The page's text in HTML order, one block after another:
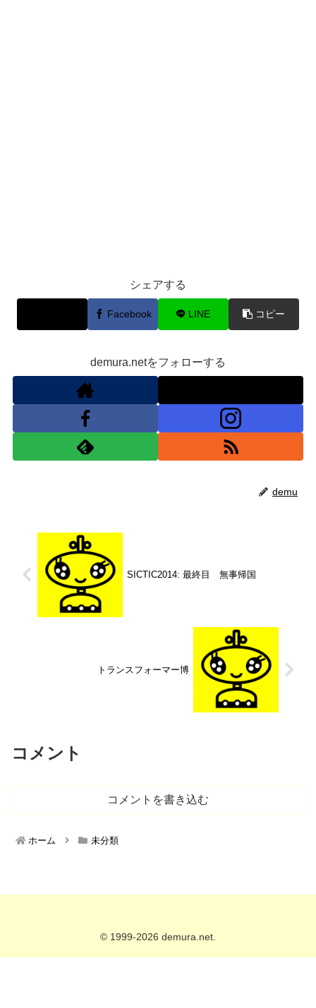
シェアする
Facebook LINE コピー
demura.netをフォローする
demu
SICTIC2014: 最終目 無事帰国
トランスフォーマー博
コメント
コメントを書き込む
ホーム 未分類
© 1999-2026 demura.net.